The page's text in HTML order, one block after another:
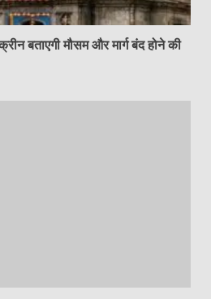
बताएगी मौसम और मार्ग बंद होने की